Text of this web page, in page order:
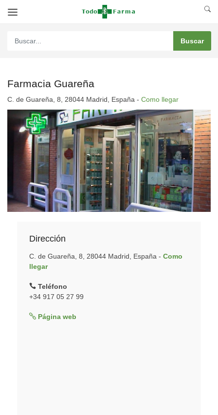
Farmacia Guareña
C. de Guareña, 8, 28044 Madrid, España - Como llegar
Dirección
C. de Guareña, 8, 28044 Madrid, España - Como
llegar
Teléfono
+34 917 05 27 99
Página web